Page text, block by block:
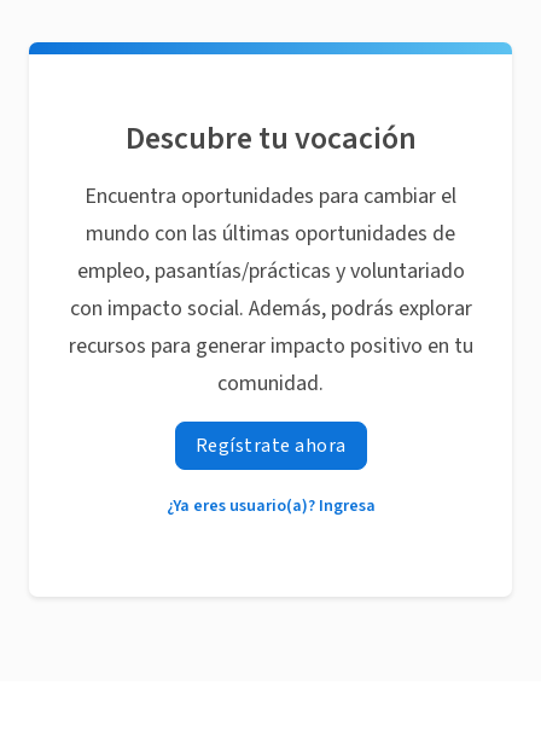
Descubre tu vocación
Encuentra oportunidades para cambiar el
mundo con las últimas oportunidades de
empleo, pasantías/prácticas y voluntariado
con impacto social. Además, podrás explorar
recursos para generar impacto positivo en tu
comunidad.
Regístrate ahora
¿Ya eres usuario(a)? Ingresa